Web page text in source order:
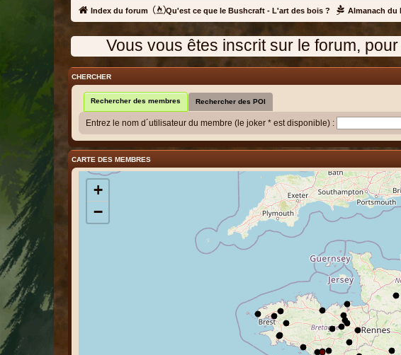
Index du forum Qu'est ce que le Bushcraft - L'art des bois ? Almanach du
Vous vous êtes inscrit sur le forum, pour que votre
CHERCHER
Rechercher des membres Rechercher des POI
Entrez le nom d´utilisateur du membre (le joker * est disponible) :
CARTE DES MEMBRES
+
−